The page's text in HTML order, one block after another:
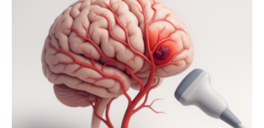
anderem zur Unterstützung der
Industrieforschungsprogramme Industrielle
Gemeinschaftsforschung (IGF), Zentrales
Innovationsprogramm Mittelstand (ZIM) und
Innovationskompetenz INNO-KOM. Auf dem
Innovationstag Mittelstand 2025 am 5. Juni 2025 in
Berlin überbrachte das Bundesministerium für
Wirtschaft und Energie eine gute Nachricht:
Überplanmäßige Verpflichtungsermächtigungen in